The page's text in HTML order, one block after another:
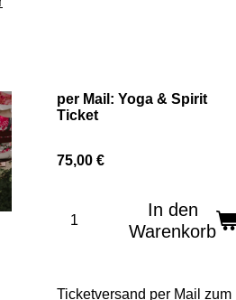
per Mail: Yoga & Spirit
Ticket
75,00 €
In den
Warenkorb
Ticketversand per Mail zum